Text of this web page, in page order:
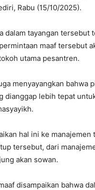
Rabu (15/10/2025).
dalam tayangan
maaf tersebut
utama pesantren.
menyayangkan bahwa
dianggap lebih tepat
hal ini ke
tersebut, dari
akan sowan.
disampaikan bahwa